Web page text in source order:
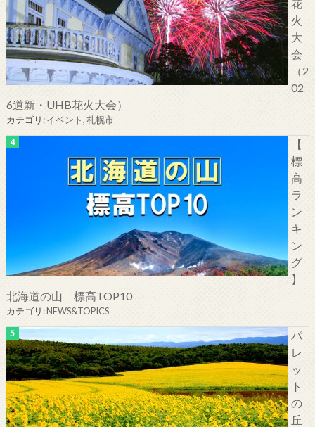
花
火
大
会
（2
02
6道新・UHB花火大会）
カテゴリ:イベント,札幌市
【
標
高
ラ
ン
キ
ン
グ
】
北海道の山 標高TOP10
カテゴリ:NEWS&TOPICS
パ
レ
ッ
ト
の
丘